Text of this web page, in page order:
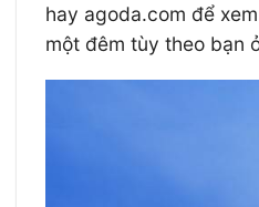
hay agoda.com để
một đêm tùy theo bạn